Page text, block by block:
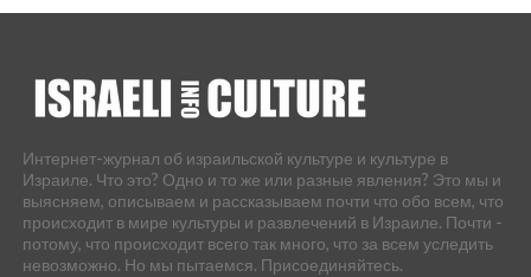
Интернет-журнал об израильской культуре и культуре в
Израиле. Что это? Одно и то же или разные явления? Это мы и
выясняем, описываем и рассказываем почти что обо всем, что
происходит в мире культуры и развлечений в Израиле. Почти -
потому, что происходит всего так много, что за всем уследить
невозможно. Но мы пытаемся. Присоединяйтесь.